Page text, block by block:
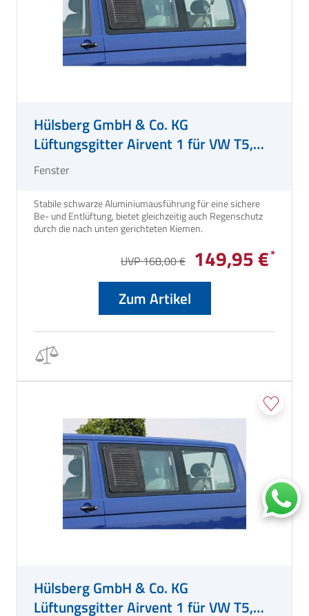
Hülsberg GmbH & Co. KG
Lüftungsgitter Airvent 1 für VW T5,
Fahrerseite
Fenster
Stabile schwarze Aluminiumausführung für eine sichere
Be- und Entlüftung, bietet gleichzeitig auch Regenschutz
UVP 168,00 € 149,95 €
Zum Artikel
Hülsberg GmbH & Co. KG
Lüftungsgitter Airvent 1 für VW T5,